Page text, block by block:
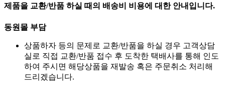
제품을 교환/반품 하실 때의 배송비 비용에 대한 안내입니다.
동원몰 부담
상품하자 등의 문제로 교환/반품을 하실 경우 고객상담
실로 직접 교환/반품 접수 후 도착한 택배사를 통해 인도
하여 주시면 해당상품을 재발송 혹은 주문취소 처리해
드리겠습니다.